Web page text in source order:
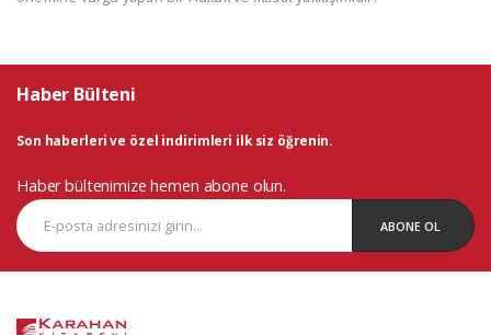
Haber Bülteni
Son haberleri ve özel indirimleri ilk siz öğrenin.
Haber bültenimize hemen abone olun.
ABONE OL